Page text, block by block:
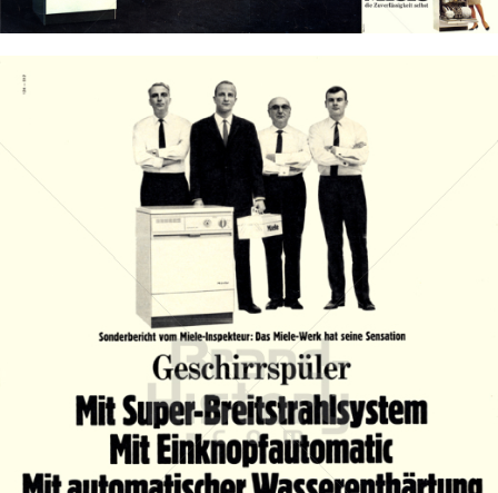
Bild-ID: 12866
Miele Miele & Cie. KG 1967